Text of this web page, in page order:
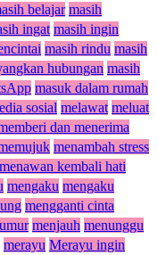
belajar masih
ingat masih ingin
masih rindu masih
hubungan masih
masuk dalam rumah
sosial melawat meluat
dan menerima
menambah stress
menawan kembali hati
mengaku mengaku
mengganti cinta
menjauh menunggu
merayu Merayu ingin